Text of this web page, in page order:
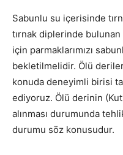
Sabunlu su içerisinde
tırnak diplerinde
için parmaklarımızı
bekletilmelidir. Ölü
konuda deneyimli birisi
ediyoruz. Ölü derinin
alınması durumunda
durumu söz konusudur.